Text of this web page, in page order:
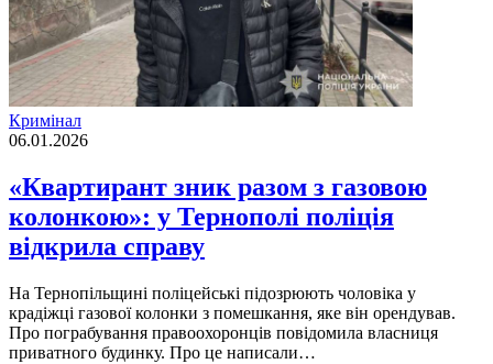
Кримінал
06.01.2026
«Квартирант зник разом з газовою
колонкою»: у Тернополі поліція
відкрила справу
На Тернопільщині поліцейські підозрюють чоловіка у
крадіжці газової колонки з помешкання, яке він орендував.
Про пограбування правоохоронців повідомила власниця
приватного будинку. Про це написали…